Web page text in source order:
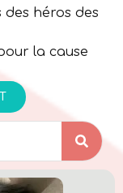
des héros des
la cause